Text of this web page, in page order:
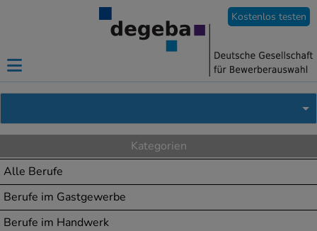
Kostenlos testen
Kategorien
Alle Berufe
Berufe im Gastgewerbe
Berufe im Handwerk